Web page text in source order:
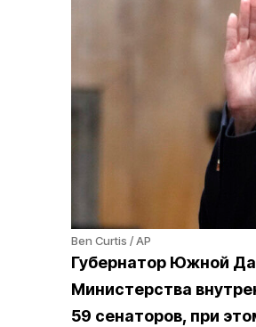
Ben Curtis / AP
Губернатор Южной
Министерства
59 сенаторов, при